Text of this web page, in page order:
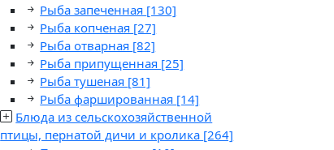
Рыба запеченная [130]
Рыба копченая [27]
Рыба отварная [82]
Рыба припущенная [25]
Рыба тушеная [81]
Рыба фаршированная [14]
Блюда из сельскохозяйственной
птицы, пернатой дичи и кролика [264]